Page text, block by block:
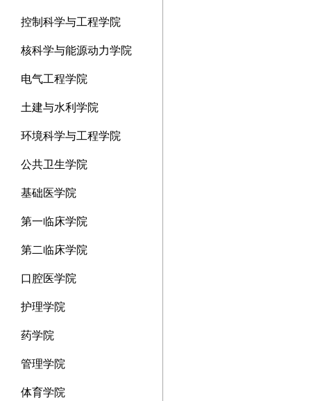
控制科学与工程学院
核科学与能源动力学院
电气工程学院
土建与水利学院
环境科学与工程学院
公共卫生学院
基础医学院
第一临床学院
第二临床学院
口腔医学院
护理学院
药学院
管理学院
体育学院